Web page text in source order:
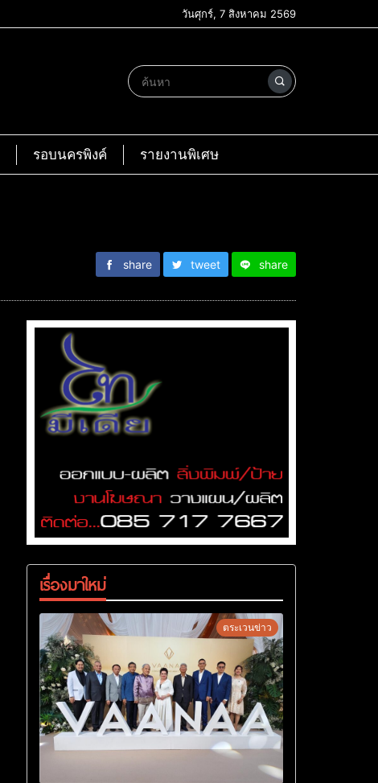
วันศุกร์, 7 สิงหาคม 2569
รอบนครพิงค์ รายงานพิเศษ
share tweet share
เรื่องมาใหม่
ตระเวนข่าว